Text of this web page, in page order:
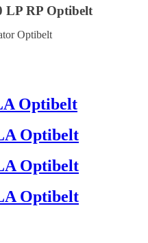
LP RP Optibelt
Optibelt
Optibelt
Optibelt
Optibelt
Optibelt